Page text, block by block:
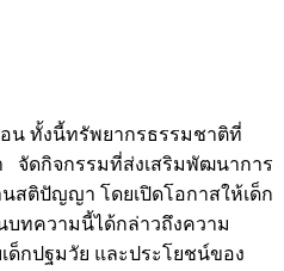
น ทั้งนี้ทรัพยากรธรรมชาติที่
จัดกิจกรรมที่ส่งเสริมพัฒนาการ
สติปัญญา โดยเปิดโอกาสให้เด็ก
บทความนี้ได้กล่าวถึงความ
กปฐมวัย และประโยชน์ของ